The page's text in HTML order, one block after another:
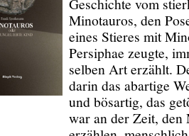
Minotauros, den
eines Stieres mit
Persiphae zeugte,
selben Art erzählt.
darin das abartige
und bösartig, das
war an der Zeit, den